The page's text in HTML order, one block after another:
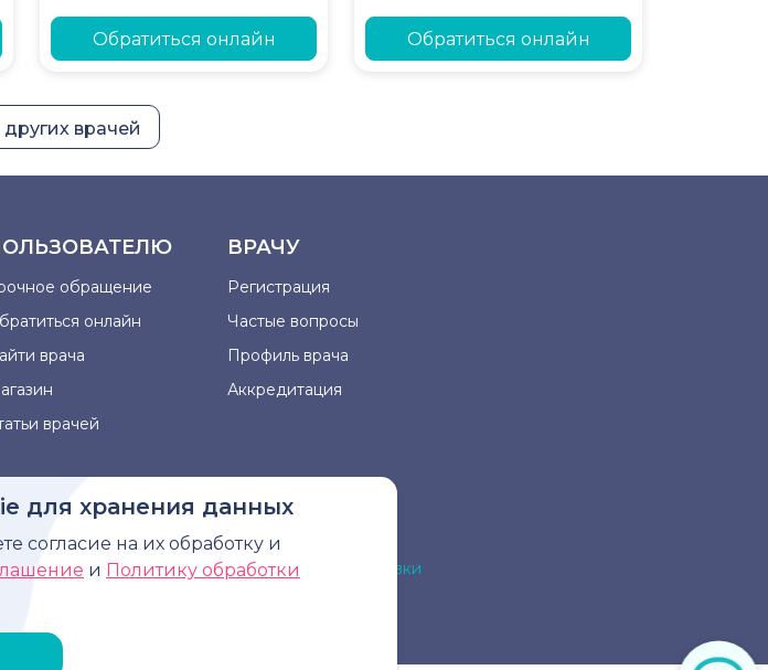
Обратиться онлайн Обратиться онлайн
других врачей
для хранения данных
согласие на их обработку и
и Политику обработки
обращение
онлайн
врача
врачей
ВРАЧУ
Регистрация
Частые вопросы
Профиль врача
Аккредитация
не может быть использована для постановки
лечения и не заменяет прием врача.